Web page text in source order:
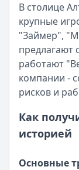
Смс о
Кратко:Пришло
Опубликовано:
Категория:МФО
Читать новость
Все новости
В столице
крупные
"Займер",
предлагают
работают
компании -
рисков и
Как
историей
Основные